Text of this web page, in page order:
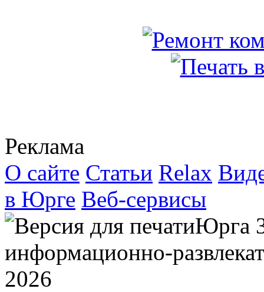
Реклама
О сайте Статьи Relax
в Юрге Веб-сервисы
Юрга
информационно-
2026